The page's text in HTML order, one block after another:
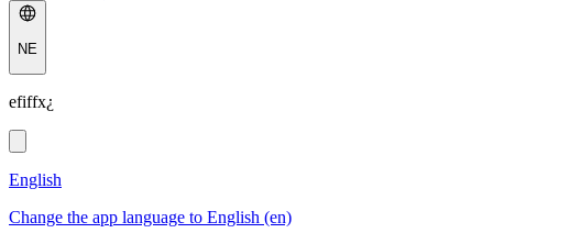
NE
efiffx¿
English
Change the app language to English (en)